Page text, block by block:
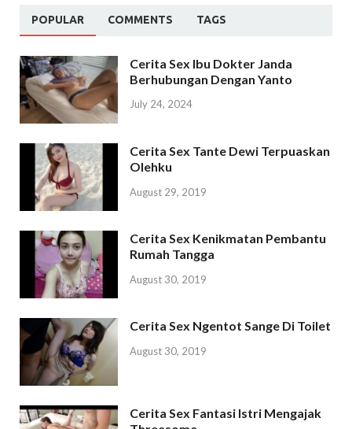
POPULAR COMMENTS TAGS
Cerita Sex Ibu Dokter Janda
Berhubungan Dengan Yanto
July 24, 2024
Cerita Sex Tante Dewi Terpuaskan
Olehku
August 29, 2019
Cerita Sex Kenikmatan Pembantu
Rumah Tangga
August 30, 2019
Cerita Sex Ngentot Sange Di Toilet
August 30, 2019
Cerita Sex Fantasi Istri Mengajak